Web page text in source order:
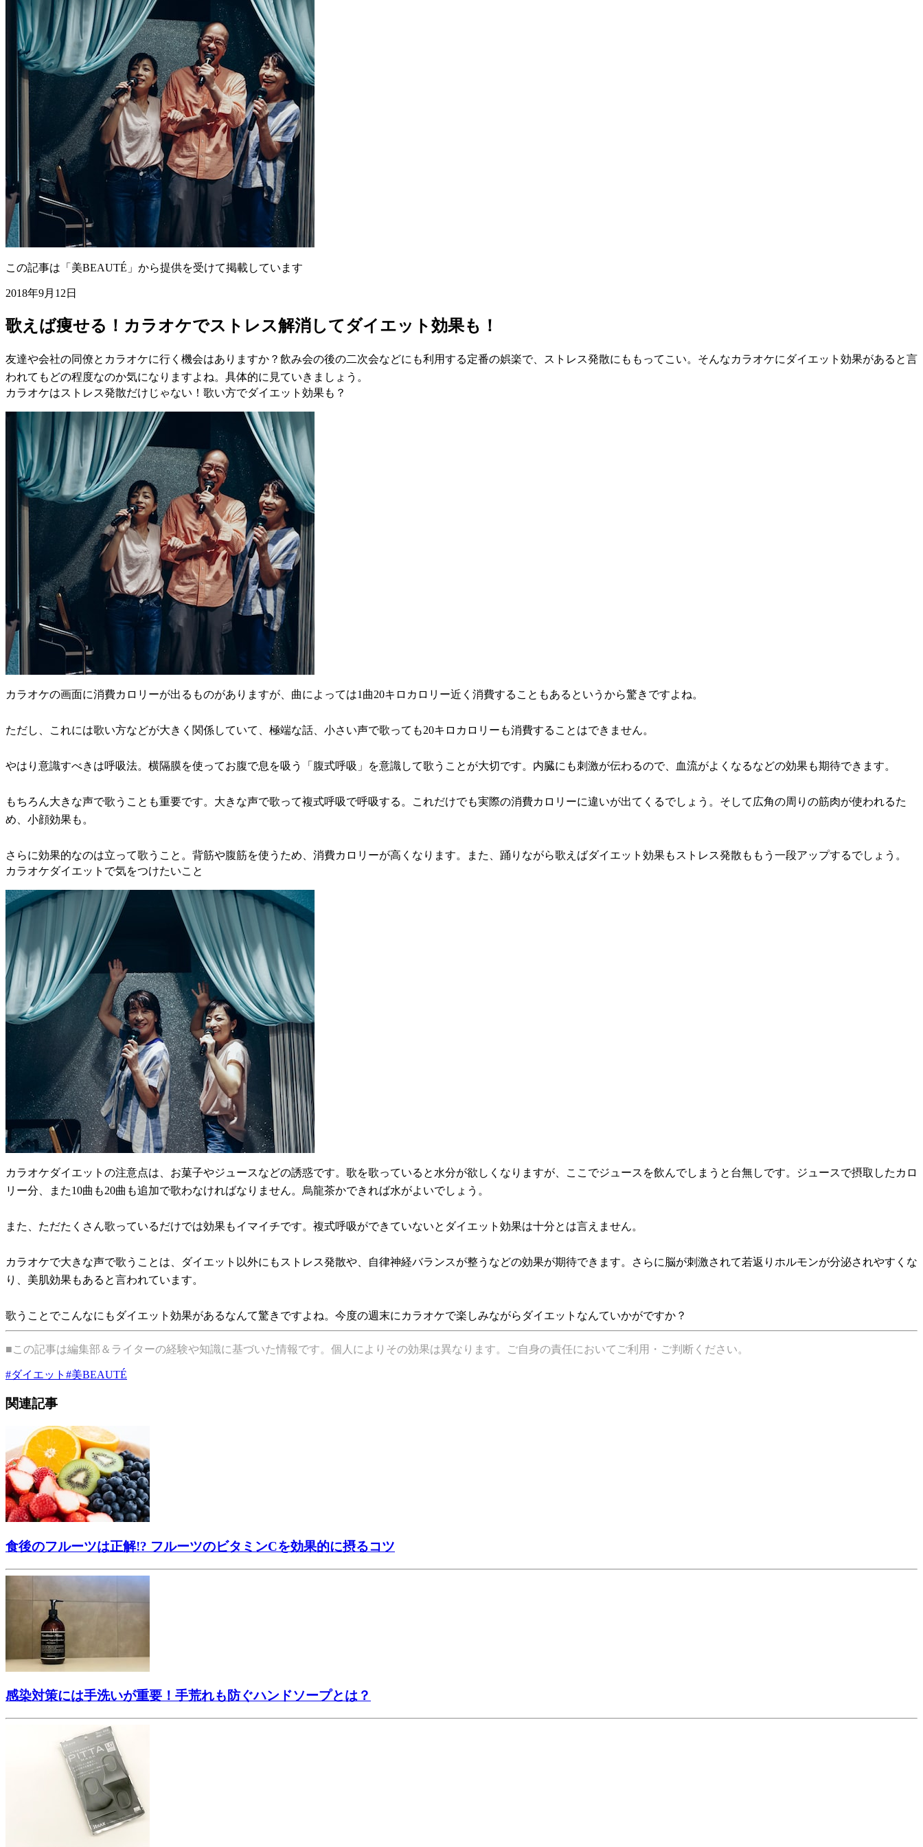
この記事は「美BEAUTÉ」から提供を受けて掲載しています
2018年9月12日
歌えば痩せる！カラオケでストレス解消してダイエット効果も！
友達や会社の同僚とカラオケに行く機会はありますか？飲み会の後の二次会などにも利用する定番の娯楽で、ストレス発散にももってこい。そんなカラオケにダイエット効果があると言
われてもどの程度なのか気になりますよね。具体的に見ていきましょう。
カラオケはストレス発散だけじゃない！歌い方でダイエット効果も？
カラオケの画面に消費カロリーが出るものがありますが、曲によっては1曲20キロカロリー近く消費することもあるというから驚きですよね。
ただし、これには歌い方などが大きく関係していて、極端な話、小さい声で歌っても20キロカロリーも消費することはできません。
やはり意識すべきは呼吸法。横隔膜を使ってお腹で息を吸う「腹式呼吸」を意識して歌うことが大切です。内臓にも刺激が伝わるので、血流がよくなるなどの効果も期待できます。
もちろん大きな声で歌うことも重要です。大きな声で歌って複式呼吸で呼吸する。これだけでも実際の消費カロリーに違いが出てくるでしょう。そして広角の周りの筋肉が使われるた
め、小顔効果も。
さらに効果的なのは立って歌うこと。背筋や腹筋を使うため、消費カロリーが高くなります。また、踊りながら歌えばダイエット効果もストレス発散ももう一段アップするでしょう。
カラオケダイエットで気をつけたいこと
カラオケダイエットの注意点は、お菓子やジュースなどの誘惑です。歌を歌っていると水分が欲しくなりますが、ここでジュースを飲んでしまうと台無しです。ジュースで摂取したカロ
リー分、また10曲も20曲も追加で歌わなければなりません。烏龍茶かできれば水がよいでしょう。
また、ただたくさん歌っているだけでは効果もイマイチです。複式呼吸ができていないとダイエット効果は十分とは言えません。
カラオケで大きな声で歌うことは、ダイエット以外にもストレス発散や、自律神経バランスが整うなどの効果が期待できます。さらに脳が刺激されて若返りホルモンが分泌されやすくな
り、美肌効果もあると言われています。
歌うことでこんなにもダイエット効果があるなんて驚きですよね。今度の週末にカラオケで楽しみながらダイエットなんていかがですか？
■この記事は編集部＆ライターの経験や知識に基づいた情報です。個人によりその効果は異なります。ご自身の責任においてご利用・ご判断ください。
#ダイエット #美BEAUTÉ
関連記事
食後のフルーツは正解!? フルーツのビタミンCを効果的に摂るコツ
感染対策には手洗いが重要！手荒れも防ぐハンドソープとは？